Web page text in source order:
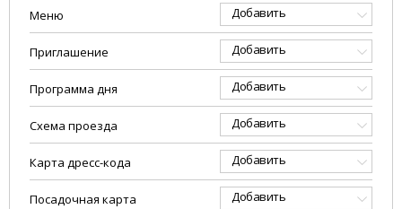
Меню Добавить
Приглашение Добавить
Программа дня Добавить
Схема проезда Добавить
Карта дресс-кода Добавить
Посадочная карта Добавить